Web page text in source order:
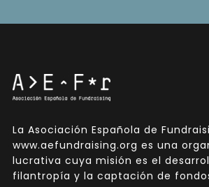
La Asociación Española de
www.aefundraising.org es una
lucrativa cuya misión es el
filantropía y la captación de